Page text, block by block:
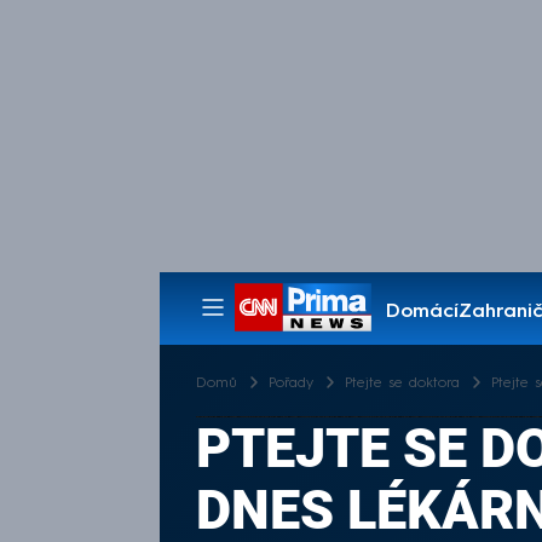
Domácí
Pořady
Domů Pořady Ptejte se doktora Ptejte
PTEJTE SE
DNES